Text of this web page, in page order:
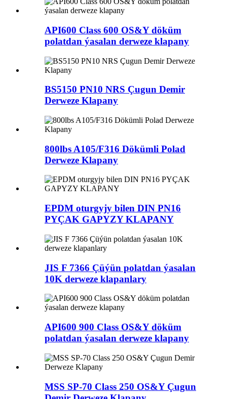
API600 Class 600 OS&Y döküm
polatdan ýasalan derweze klapany
BS5150 PN10 NRS Çugun Demir
Derweze Klapany
800lbs A105/F316 Dökümli Polad
Derweze Klapany
EPDM oturgyjy bilen DIN PN16
PYÇAK GAPYZY KLAPANY
JIS F 7366 Çüýün polatdan ýasalan
10K derweze klapanlary
API600 900 Class OS&Y döküm
polatdan ýasalan derweze klapany
MSS SP-70 Class 250 OS&Y Çugun